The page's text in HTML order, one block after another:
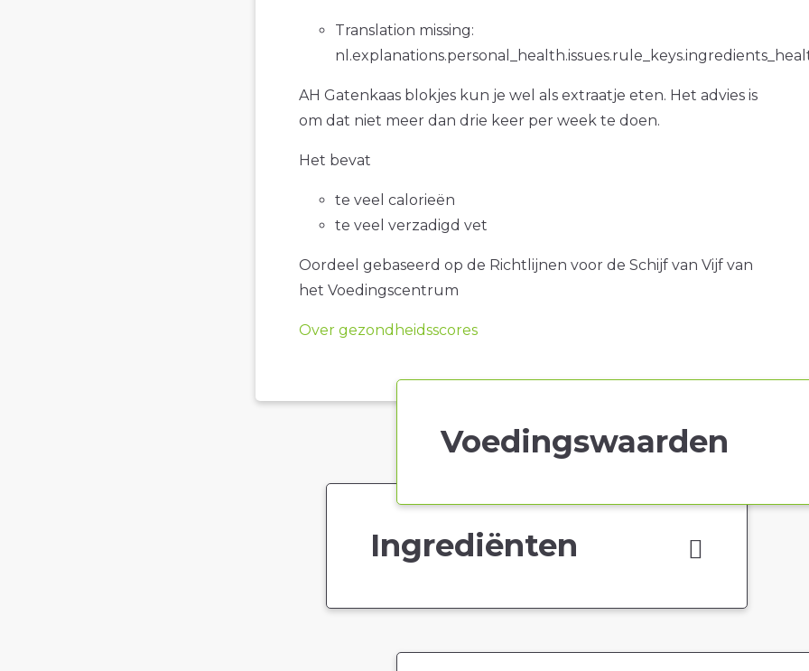
Translation missing:
AH Gatenkaas blokjes kun je wel als extraatje eten. Het advies is
om dat niet meer dan drie keer per week te doen.
Het bevat
te veel calorieën
te veel verzadigd vet
Oordeel gebaseerd op de Richtlijnen voor de Schijf van Vijf van
het Voedingscentrum
Over gezondheidsscores
Voedingswaarden
Ingrediënten